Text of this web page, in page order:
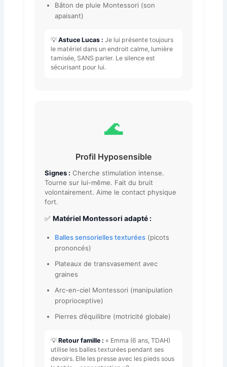
Bâton de pluie Montessori (son
apaisant)
💡Astuce Lucas : Je lui présente toujours
le matériel dans un endroit calme, lumière
tamisée, SANS parler. Le silence est
sécurisant pour lui.
🌊
Profil Hyposensible
Signes : Cherche stimulation intense.
Tourne sur lui-même. Fait du bruit
volontairement. Aime le contact physique
fort.
✅ Matériel Montessori adapté :
Balles sensorielles texturées(picots
prononcés)
Plateaux de transvasement avec
graines
Arc-en-ciel Montessori (manipulation
proprioceptive)
Pierres d’équilibre (motricité globale)
💡Retour famille : « Emma (6 ans, TDAH)
utilise les balles texturées pendant ses
devoirs. Elle les presse avec les pieds sous